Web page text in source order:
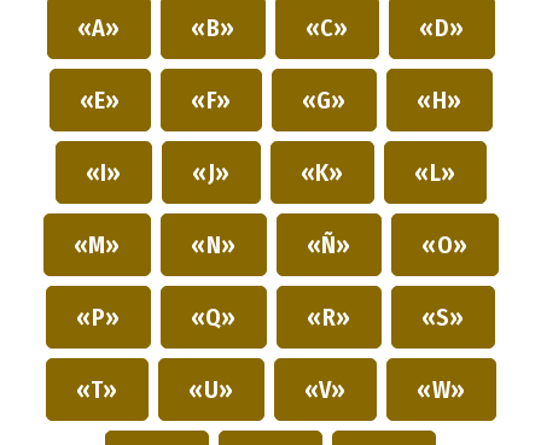
«A» «B» «C» «D»
«E» «F» «G» «H»
«I» «J» «K» «L»
«M» «N» «Ñ» «O»
«P» «Q» «R» «S»
«T» «U» «V» «W»